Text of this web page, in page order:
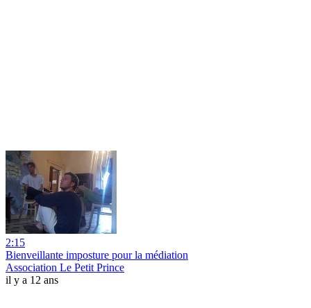
2:15
Bienveillante imposture pour la médiation
Association Le Petit Prince
il y a 12 ans